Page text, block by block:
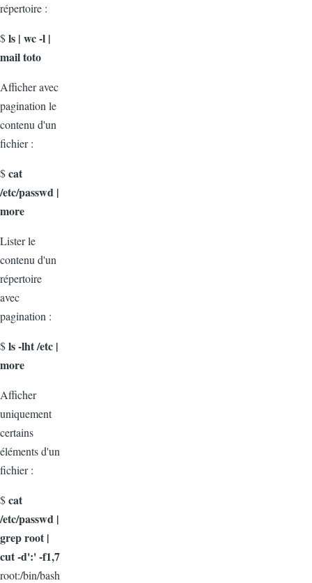
répertoire :
$ls | wc -l |
mail toto
Afficher avec
pagination le
contenu d'un
fichier :
$cat
/etc/passwd |
more
Lister le
contenu d'un
répertoire
avec
pagination :
$ls -lht /etc |
more
Afficher
uniquement
certains
éléments d'un
fichier :
$cat
/etc/passwd |
grep root |
cut -d':' -f1,7
root:/bin/bash